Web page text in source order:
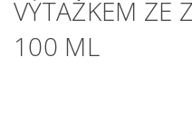
VÝTAŽKEM ZE
100 ML